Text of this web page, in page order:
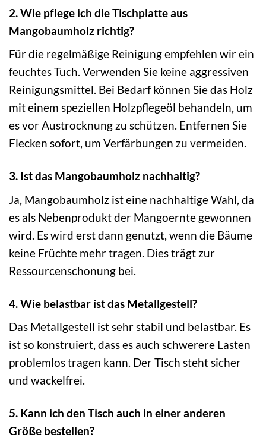
2. Wie pflege ich die Tischplatte aus
Mangobaumholz richtig?
Für die regelmäßige Reinigung empfehlen wir ein
feuchtes Tuch. Verwenden Sie keine aggressiven
Reinigungsmittel. Bei Bedarf können Sie das Holz
mit einem speziellen Holzpflegeöl behandeln, um
es vor Austrocknung zu schützen. Entfernen Sie
Flecken sofort, um Verfärbungen zu vermeiden.
3. Ist das Mangobaumholz nachhaltig?
Ja, Mangobaumholz ist eine nachhaltige Wahl, da
es als Nebenprodukt der Mangoernte gewonnen
wird. Es wird erst dann genutzt, wenn die Bäume
keine Früchte mehr tragen. Dies trägt zur
Ressourcenschonung bei.
4. Wie belastbar ist das Metallgestell?
Das Metallgestell ist sehr stabil und belastbar. Es
ist so konstruiert, dass es auch schwerere Lasten
problemlos tragen kann. Der Tisch steht sicher
und wackelfrei.
5. Kann ich den Tisch auch in einer anderen
Größe bestellen?